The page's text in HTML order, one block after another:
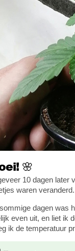
🌸
10 dagen later
waren
dagen was
even uit, en liet ik
ik de temperatuur